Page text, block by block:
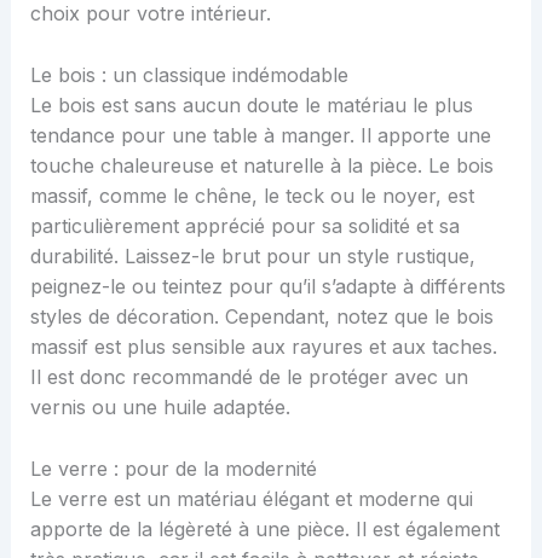
choix pour votre intérieur.
Le bois : un classique indémodable
Le bois est sans aucun doute le matériau le plus
tendance pour une table à manger. Il apporte une
touche chaleureuse et naturelle à la pièce. Le bois
massif, comme le chêne, le teck ou le noyer, est
particulièrement apprécié pour sa solidité et sa
durabilité. Laissez-le brut pour un style rustique,
peignez-le ou teintez pour qu’il s’adapte à différents
styles de décoration. Cependant, notez que le bois
massif est plus sensible aux rayures et aux taches.
Il est donc recommandé de le protéger avec un
vernis ou une huile adaptée.
Le verre : pour de la modernité
Le verre est un matériau élégant et moderne qui
apporte de la légèreté à une pièce. Il est également